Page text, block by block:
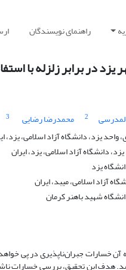
راهنمای نویسندگان
در برابر زلزله با
2 محمدرضا رضایی 3
یزد، دانشگاه آزاد اسلامی، یزد،
دانشگاه آزاد اسلامی، یزد، ایران
یزد
آزاد اسلامی، میبد، ایران
شهید باهنر کرمان
خسارات جبران‌ناپذیری در پی